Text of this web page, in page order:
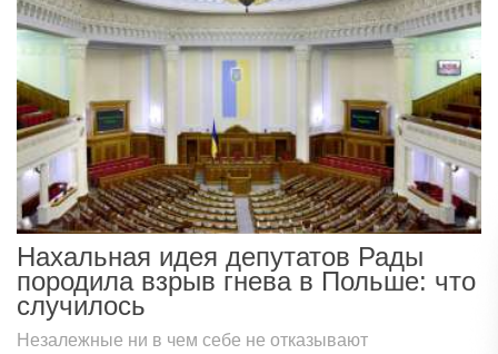
Нахальная идея депутатов Рады
породила взрыв гнева в Польше: что
случилось
Незалежные ни в чем себе не отказывают